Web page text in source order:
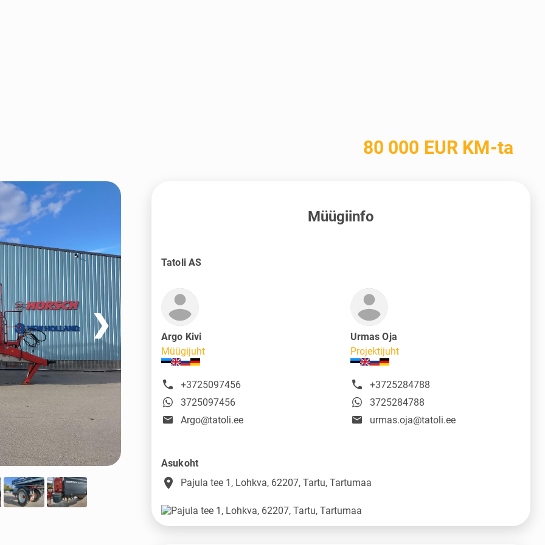
80 000 EUR KM-ta
❯
Müügiinfo
Tatoli AS
Argo Kivi
Müügijuht
+3725097456
3725097456
Argo@tatoli.ee
Urmas Oja
Projektijuht
+3725284788
3725284788
urmas.oja@tatoli.ee
Asukoht
place Pajula tee 1, Lohkva, 62207, Tartu, Tartumaa